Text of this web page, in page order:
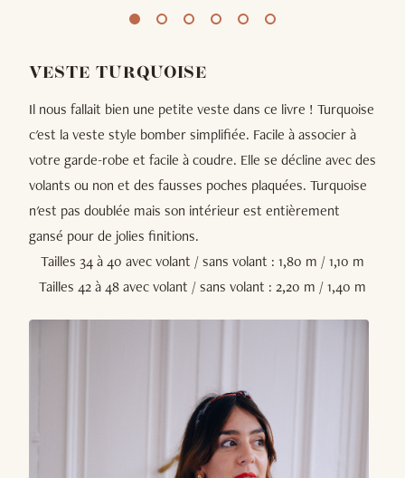
VESTE TURQUOISE
Il nous fallait bien une petite veste dans ce livre ! Turquoise
c'est la veste style bomber simplifiée. Facile à associer à
votre garde-robe et facile à coudre. Elle se décline avec des
volants ou non et des fausses poches plaquées. Turquoise
n'est pas doublée mais son intérieur est entièrement
gansé pour de jolies finitions.
Tailles 34 à 40 avec volant / sans volant : 1,80 m / 1,10 m
Tailles 42 à 48 avec volant / sans volant : 2,20 m / 1,40 m